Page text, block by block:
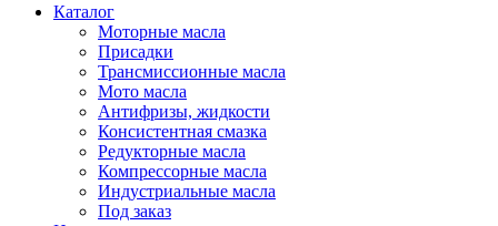
Каталог
Моторные масла
Присадки
Трансмиссионные масла
Мото масла
Антифризы, жидкости
Консистентная смазка
Редукторные масла
Компрессорные масла
Индустриальные масла
Под заказ